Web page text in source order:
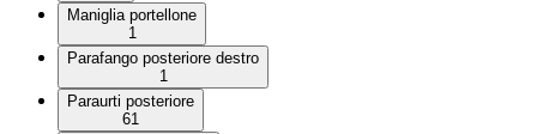
Maniglia portellone
1
Parafango posteriore destro
1
Paraurti posteriore
61